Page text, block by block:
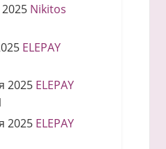
Nikitos
ELEPAY
2025 ELEPAY
2025 ELEPAY